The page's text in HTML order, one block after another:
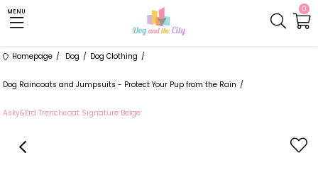
0
MENU
Homepage Dog Dog Clothing
Dog Raincoats and Jumpsuits - Protect Your Pup from the Rain
Asky&Erd Trenchcoat Signature Beige